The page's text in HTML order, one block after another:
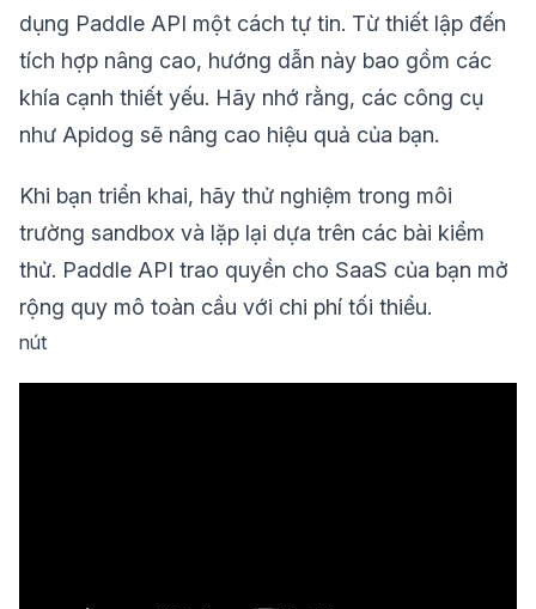
dụng Paddle API một cách tự tin. Từ thiết lập đến
tích hợp nâng cao, hướng dẫn này bao gồm các
khía cạnh thiết yếu. Hãy nhớ rằng, các công cụ
như Apidog sẽ nâng cao hiệu quả của bạn.
Khi bạn triển khai, hãy thử nghiệm trong môi
trường sandbox và lặp lại dựa trên các bài kiểm
thử. Paddle API trao quyền cho SaaS của bạn mở
rộng quy mô toàn cầu với chi phí tối thiểu.
nút